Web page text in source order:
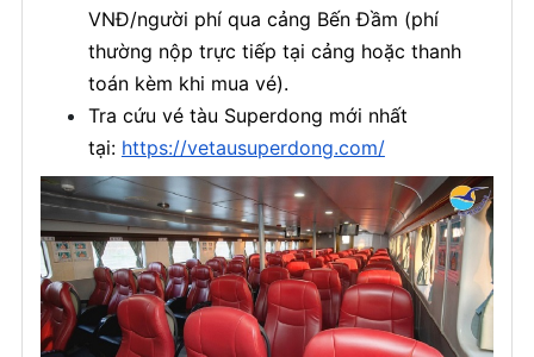
VNĐ/người phí qua cảng Bến Đầm (phí
thường nộp trực tiếp tại cảng hoặc thanh
toán kèm khi mua vé).
Tra cứu vé tàu Superdong mới nhất
tại: https://vetausuperdong.com/